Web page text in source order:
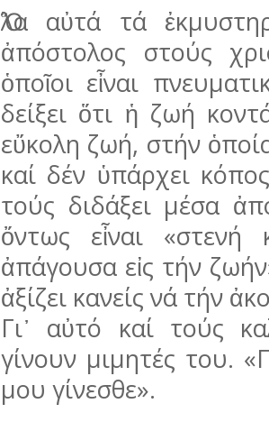
Ὅλα αὐτά τά
ἀπόστολος στούς
ὁποῖοι εἶναι
δείξει ὅτι ἡ ζωή
εὔκολη ζωή, στήν
καί δέν ὑπάρχει
τούς διδάξει μέσα
ὄντως εἶναι
ἀπάγουσα εἰς τήν
ἀξίζει κανείς νά τήν
Γι᾽ αὐτό καί τούς
γίνουν μιμητές του.
μου γίνε­σθε».